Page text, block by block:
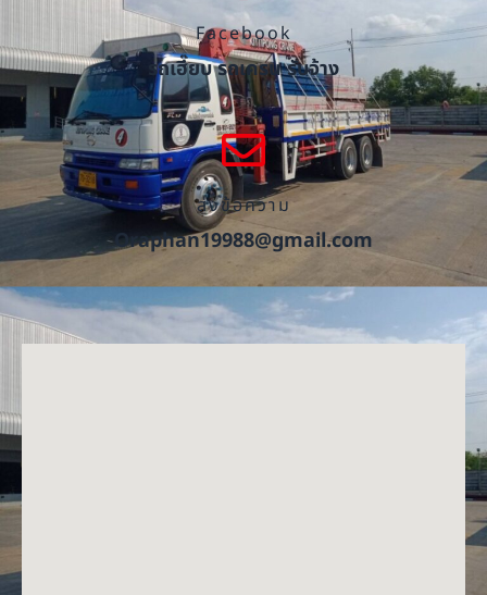
Facebook
รถเฮี๊ยบ รถเครน รับจ้าง
ส่งข้อความ
Oraphan19988@gmail.com